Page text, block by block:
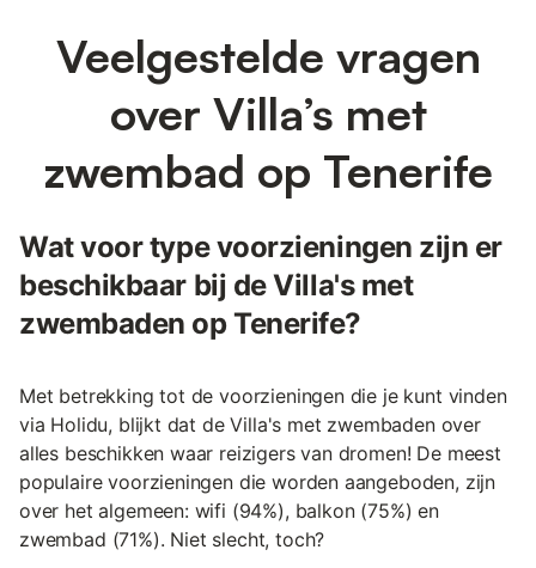
Veelgestelde vragen
over Villa’s met
zwembad op Tenerife
Wat voor type voorzieningen zijn er
beschikbaar bij de Villa's met
zwembaden op Tenerife?
Met betrekking tot de voorzieningen die je kunt vinden
via Holidu, blijkt dat de Villa's met zwembaden over
alles beschikken waar reizigers van dromen! De meest
populaire voorzieningen die worden aangeboden, zijn
over het algemeen: wifi (94%), balkon (75%) en
zwembad (71%). Niet slecht, toch?